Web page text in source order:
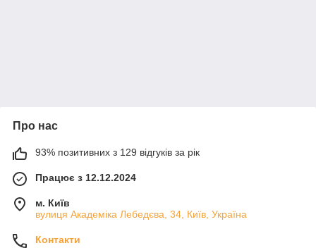
Про нас
93% позитивних з 129 відгуків за рік
Працює з 12.12.2024
м. Київ
вулиця Академіка Лебедєва, 34, Київ, Україна
Контакти